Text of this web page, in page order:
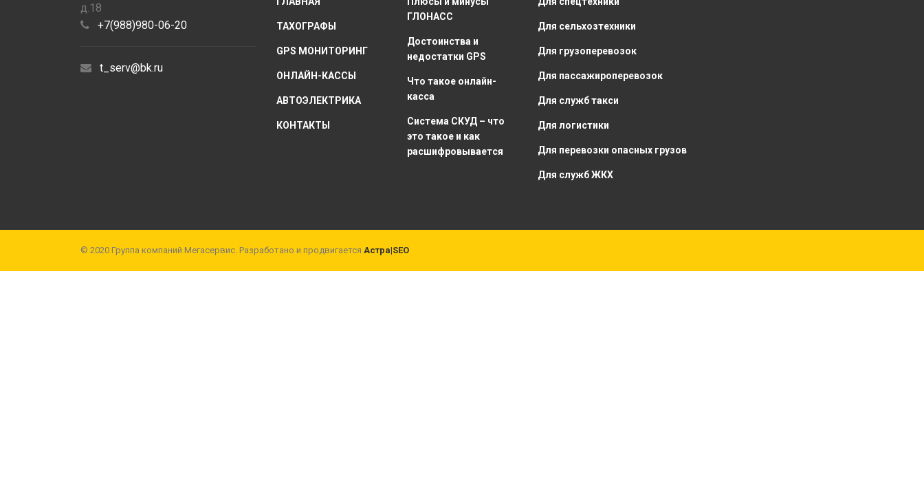
д.18
+7(988)980-06-20
t_serv@bk.ru
ТАХОГРАФЫ
GPS МОНИТОРИНГ
ОНЛАЙН-КАССЫ
АВТОЭЛЕКТРИКА
КОНТАКТЫ
ГЛОНАСС
Достоинства и
недостатки GPS
Что такое онлайн-
касса
Система СКУД – что
это такое и как
расшифровывается
Для сельхозтехники
Для грузоперевозок
Для пассажироперевозок
Для служб такси
Для логистики
Для перевозки опасных грузов
Для служб ЖКХ
© 2020 Группа компаний Мегасервис. Разработано и продвигается Астра|SEO